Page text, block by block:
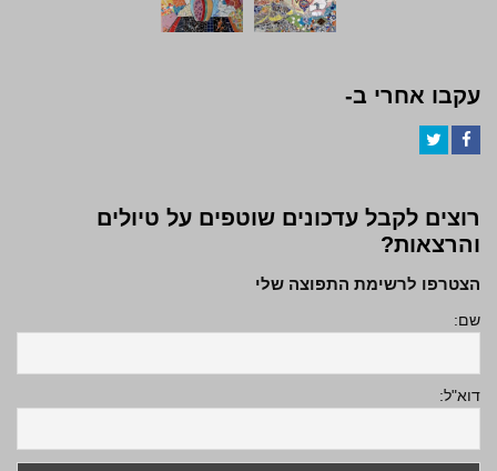
עקבו אחרי ב-
רוצים לקבל עדכונים שוטפים על טיולים
והרצאות?
הצטרפו לרשימת התפוצה שלי
שם:
דוא"ל: